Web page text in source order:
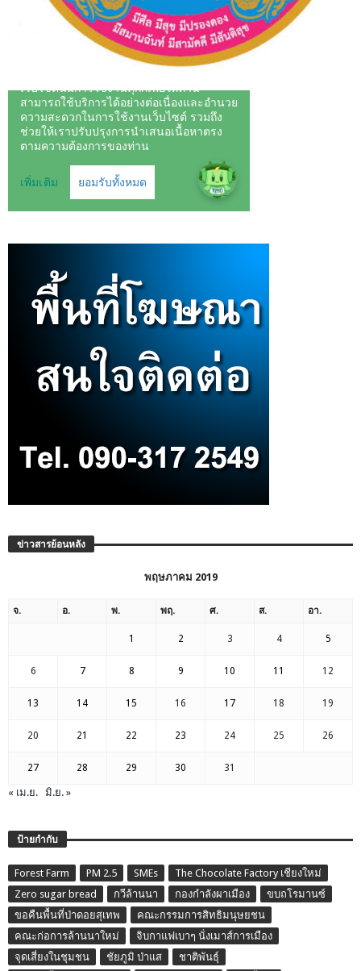
ข่าวสารย้อนหลัง
พฤษภาคม 2019
จ. อ. พ. พฤ. ศ. ส. อา.
1 2 3 4 5
6 7 8 9 10 11 12
13 14 15 16 17 18 19
20 21 22 23 24 25 26
27 28 29 30 31
« เม.ย. มิ.ย. »
ป้ายกำกับ
Forest Farm PM 2.5 SMEs
The Chocolate Factory เชียงใหม่
Zero sugar bread
กวีล้านนา กองกำลังผาเมือง
ขบถโรมานซ์
ขอคืนพื้นที่ป่าดอยสุเทพ
คณะกรรมการสิทธิมนุษยชน
คณะก่อการล้านนาใหม่
จิบกาแฟเบาๆ นั่งเมาส์การเมือง
จุดเสี่ยงในชุมชน
ชัยภูมิ ป่าแส
ชาติพันธุ์